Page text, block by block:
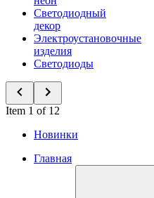
Светодиодный
декор
Электроустановочные
изделия
Светодиоды
Item 1 of 12
Новинки
Главная